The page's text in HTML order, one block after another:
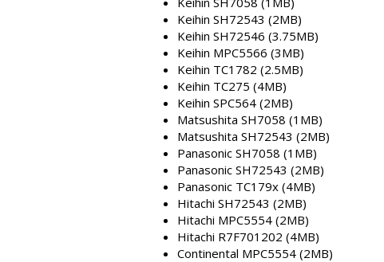
Keihin SH72543 (2MB)
Keihin SH72546 (3.75MB)
Keihin MPC5566 (3MB)
Keihin TC1782 (2.5MB)
Keihin TC275 (4MB)
Keihin SPC564 (2MB)
Matsushita SH7058 (1MB)
Matsushita SH72543 (2MB)
Panasonic SH7058 (1MB)
Panasonic SH72543 (2MB)
Panasonic TC179x (4MB)
Hitachi SH72543 (2MB)
Hitachi MPC5554 (2MB)
Hitachi R7F701202 (4MB)
Continental MPC5554 (2MB)